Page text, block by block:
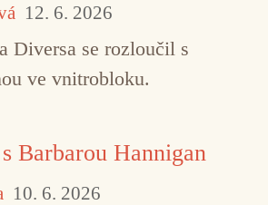
12. 6. 2026
Diversa se rozloučil s
ve vnitrobloku.
Barbarou Hannigan
10. 6. 2026